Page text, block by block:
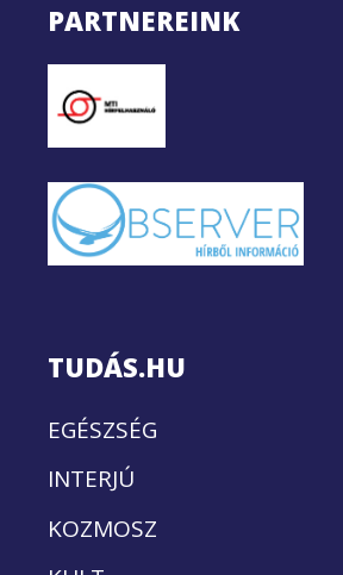
PARTNEREINK
TUDÁS.HU
EGÉSZSÉG
INTERJÚ
KOZMOSZ